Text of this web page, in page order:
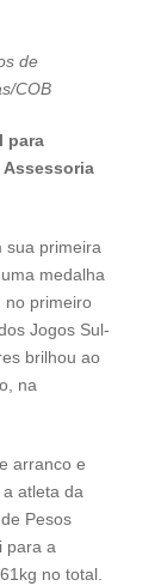
de
COB
para
Assessoria
sua primeira
medalha
no primeiro
Jogos Sul-
brilhou ao
na
arranco e
atleta da
Pesos
para a
no total.